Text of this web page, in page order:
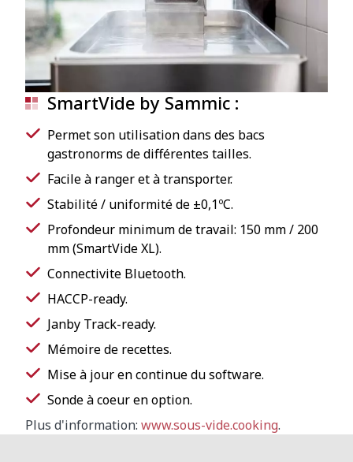
SmartVide by Sammic :
Permet son utilisation dans des bacs
gastronorms de différentes tailles.
Facile à ranger et à transporter.
Stabilité / uniformité de ±0,1ºC.
Profondeur minimum de travail: 150 mm / 200
mm (SmartVide XL).
Connectivite Bluetooth.
HACCP-ready.
Janby Track-ready.
Mémoire de recettes.
Mise à jour en continue du software.
Sonde à coeur en option.
Plus d'information: www.sous-vide.cooking.